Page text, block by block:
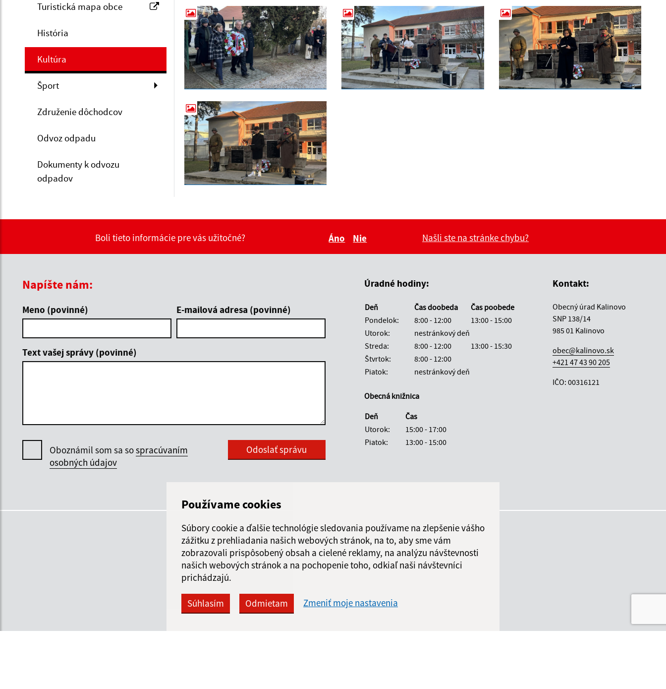
Používame cookies
Súbory cookie a ďalšie technológie sledovania používame na zlepšenie vášho
zážitku z prehliadania našich webových stránok, na to, aby sme vám
zobrazovali prispôsobený obsah a cielené reklamy, na analýzu návštevnosti
našich webových stránok a na pochopenie toho, odkiaľ naši návštevníci
prichádzajú.
Súhlasím Odmietam Zmeniť moje nastavenia
Turistická mapa obce
História
Kultúra
Šport
Združenie dôchodcov
Odvoz odpadu
Dokumenty k odvozu
odpadov
Boli tieto informácie pre vás užitočné?
Áno
Nie
Našli ste na stránke chybu?
Napíšte nám:
Meno (povinné) E-mailová adresa (povinné)
Text vašej správy (povinné)
Oboznámil som sa sospracúvaním
osobných údajov
Google reCaptcha Response
Odoslať správu
Úradné hodiny:
Deň Čas doobeda
Čas poobede
Pondelok:
8:00 - 12:00
13:00 - 15:00
Utorok:
nestránkový deň
Streda:
8:00 - 12:00
13:00 - 15:30
Štvrtok:
8:00 - 12:00
Piatok:
nestránkový deň
Obecná knižnica
Deň
Čas
Utorok:
15:00 - 17:00
Piatok:
13:00 - 15:00
Kontakt:
Obecný úrad Kalinovo
SNP 138/14
985 01 Kalinovo
obec@kalinovo.sk
+421 47 43 90 205
IČO: 00316121